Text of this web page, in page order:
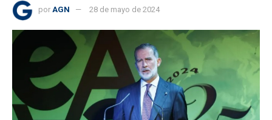
por AGN 28 de mayo de 2024